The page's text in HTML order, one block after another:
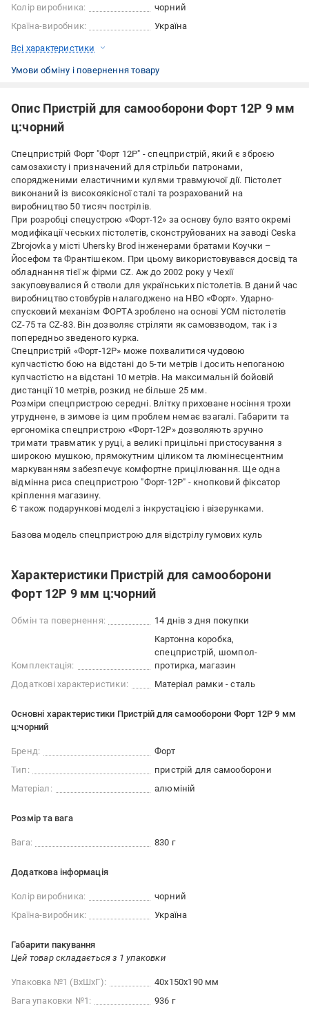
Колір виробника:
чорний
Країна-виробник:
Україна
Всі характеристики
Умови обміну і повернення товару
Опис Пристрій для самооборони Форт 12Р 9 мм
ц:чорний
Спецпристрій Форт "Форт 12Р" - спецпристрій, який є зброєю
самозахисту і призначений для стрільби патронами,
спорядженими еластичними кулями травмуючої дії. Пістолет
виконаний із високоякісної сталі та розрахований на
виробництво 50 тисяч пострілів.
При розробці спецустрою «Форт-12» за основу було взято окремі
модифікації чеських пістолетів, сконструйованих на заводі Ceska
Zbrojovka у місті Uhersky Brod інженерами братами Коучки –
Йосефом та Франтішеком. При цьому використовувався досвід та
обладнання тієї ж фірми CZ. Аж до 2002 року у Чехії
закуповувалися й стволи для українських пістолетів. В даний час
виробництво стовбурів налагоджено на НВО «Форт». Ударно-
спусковий механізм ФОРТА зроблено на основі УСМ пістолетів
CZ-75 та CZ-83. Він дозволяє стріляти як самовзводом, так і з
попередньо зведеного курка.
Спецпристрій «Форт-12Р» може похвалитися чудовою
купчастістю бою на відстані до 5-ти метрів і досить непоганою
купчастістю на відстані 10 метрів. На максимальній бойовій
дистанції 10 метрів, розкид не більше 25 мм.
Розміри спецпристрою середні. Влітку приховане носіння трохи
утруднене, в зимове із цим проблем немає взагалі. Габарити та
ергономіка спецпристрою «Форт-12Р» дозволяють зручно
тримати травматик у руці, а великі прицільні пристосування з
широкою мушкою, прямокутним ціликом та люмінесцентним
маркуванням забезпечує комфортне прицілювання. Ще одна
відмінна риса спецпристрою "Форт-12Р" - кнопковий фіксатор
кріплення магазину.
Є також подарункові моделі з інкрустацією і візерунками.
Базова модель спецпристрою для відстрілу гумових куль
Характеристики Пристрій для самооборони
Форт 12Р 9 мм ц:чорний
Обмін та повернення: 14 днів з дня покупки
Комплектація:
Картонна коробка,
спецпристрій, шомпол-
протирка, магазин
Додаткові характеристики:
Матеріал рамки - сталь
Основні характеристики Пристрій для самооборони Форт 12Р 9 мм
ц:чорний
Бренд:
Форт
Тип:
пристрій для самооборони
Матеріал:
алюміній
Розмір та вага
Вага: 830 г
Додаткова інформація
Колір виробника:
чорний
Країна-виробник:
Україна
Габарити пакування
Цей товар складається з 1 упаковки
Упаковка №1 (ВхШхГ):
40x150x190 мм
Вага упаковки №1:
936 г